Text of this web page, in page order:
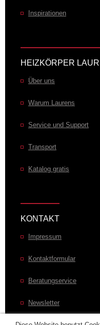
Inspirationen
HEIZKÖRPER
Über uns
Warum Laurens
Service und Support
Transport
Katalog gratis
KONTAKT
Impressum
Kontaktformular
Beratungservice
Newsletter